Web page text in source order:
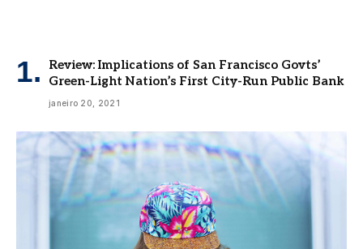
Review: Implications of San Francisco Govts’
Green-Light Nation’s First City-Run Public Bank
janeiro 20, 2021